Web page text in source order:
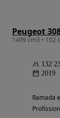
Peugeot
1499 cm3 • 102
132
2019
Ramada